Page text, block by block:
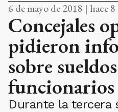
6 de mayo de 2018 | hace 8
Concejales
pidieron
sobre
Durante la tercera